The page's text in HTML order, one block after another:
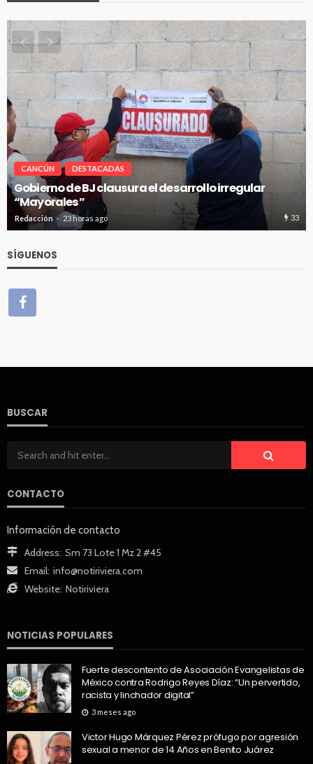
33
CANCÚN DESTACADAS
Pablo Bustamante acompaña a familias
Hospital General de Cancún
Redacción 23 horas ago
SÍGUENOS
BUSCAR
CONTACTO
Información de contacto
Address: Sm 73 Lote 1 Mz 2 #45
Email: info@notiriviera.com
Website: Notiriviera
NOTICIAS POPULARES
Fuerte descontento de Asociación Evangelistas de
México contra Rodrigo Reyes Díaz: “Un pervertido,
racista y linchador digital”
3 meses ago
Victor Hugo Márquez Pérez prófugo por agresión
sexual a menor de 14 Años en Benito Juárez